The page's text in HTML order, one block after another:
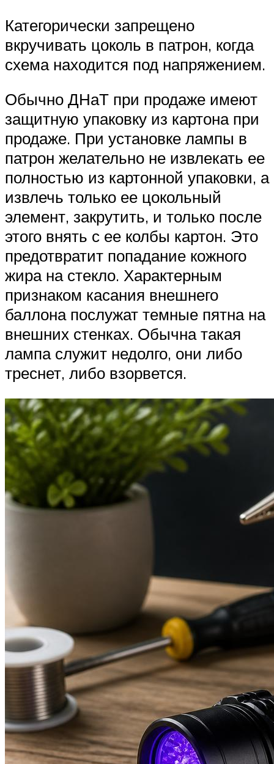
Категорически запрещено
вкручивать цоколь в патрон, когда
схема находится под напряжением.
Обычно ДНаТ при продаже имеют
защитную упаковку из картона при
продаже. При установке лампы в
патрон желательно не извлекать ее
полностью из картонной упаковки, а
извлечь только ее цокольный
элемент, закрутить, и только после
этого внять с ее колбы картон. Это
предотвратит попадание кожного
жира на стекло. Характерным
признаком касания внешнего
баллона послужат темные пятна на
внешних стенках. Обычна такая
лампа служит недолго, они либо
треснет, либо взорвется.